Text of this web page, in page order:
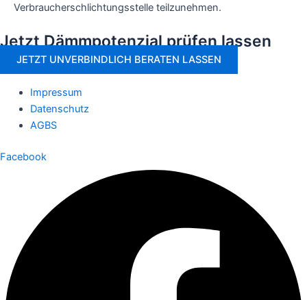
Verbraucherschlichtungsstelle teilzunehmen.
Jetzt Dämmpotenzial prüfen lassen
JETZT UNVERBINDLICH BERATEN LASSEN
Impressum
Datenschutz
AGBS
Facebook